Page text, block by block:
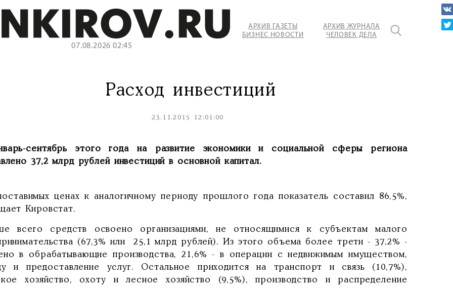
07.08.2026 02:45
АРХИВ ГАЗЕТЫ
БИЗНЕС НОВОСТИ
АРХИВ ЖУРНАЛА
ЧЕЛОВЕК ДЕЛА
Расход инвестиций
23.11.2015 12:01:00
сентябрь этого года на развитие экономики и социальной сферы региона
37,2 млрд рублей инвестиций в основной капитал.
ценах к аналогичному периоду прошлого года показатель составил 86,5%,
Кировстат.
всего средств освоено организациями, не относящимися к субъектам малого
(67,3% или 25,1 млрд рублей). Из этого объема более трети - 37,2% -
в обрабатывающие производства, 21,6% - в операции с недвижимым имуществом,
и предоставление услуг. Остальное приходится на транспорт и связь (10,7%),
хозяйство, охоту и лесное хозяйство (9,5%), производство и распределение